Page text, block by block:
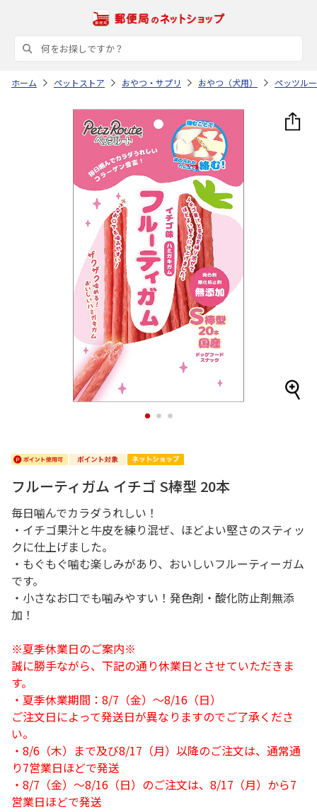
ホーム ペットストア おやつ・サプリ おやつ（犬用） ペッツル
1 2 3
フルーティガム イチゴ S棒型 20本
毎日噛んでカラダうれしい！
・イチゴ果汁と牛皮を練り混ぜ、ほどよい堅さのスティッ
クに仕上げました。
・もぐもぐ噛む楽しみがあり、おいしいフルーティーガム
です。
・小さなお口でも噛みやすい！発色剤・酸化防止剤無添
加！
※夏季休業日のご案内※
誠に勝手ながら、下記の通り休業日とさせていただきま
す。
・夏季休業期間：8/7（金）～8/16（日）
ご注文日によって発送日が異なりますのでご了承くださ
い。
・8/6（木）まで及び8/17（月）以降のご注文は、通常通
り7営業日ほどで発送
・8/7（金）～8/16（日）のご注文は、8/17（月）から7
営業日ほどで発送